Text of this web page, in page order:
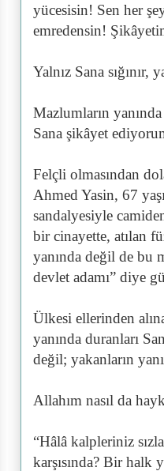
yücesisin! Sen her
emredensin!
Yalnız Sana sığınır,
Mazlumların
Sana şikâyet
Felçli olmasından
Ahmed Yasin, 67
sandalyesiyle
bir cinayette, atılan
yanında değil de bu
devlet adamı” diye
Ülkesi ellerinden
yanında duranları
değil; yakanların
Allahım nasıl da
“Hâlâ kalpleriniz
karşısında? Bir